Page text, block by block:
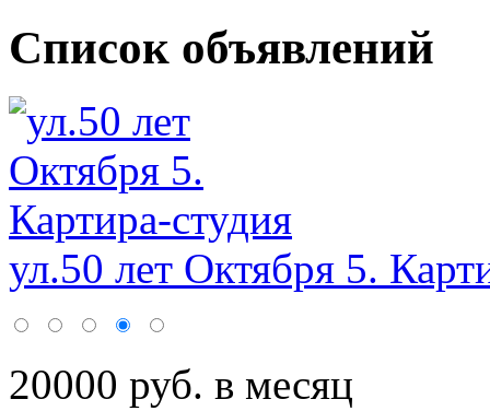
Список объявлений
ул.50 лет Октября 5.
20000 руб. в месяц